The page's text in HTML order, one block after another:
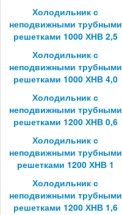
Холодильник с
неподвижными трубными
решетками 1000 ХНВ 2,5
Холодильник с
неподвижными трубными
решетками 1000 ХНВ 4,0
Холодильник с
неподвижными трубными
решетками 1200 ХНВ 0,6
Холодильник с
неподвижными трубными
решетками 1200 ХНВ 1
Холодильник с
неподвижными трубными
решетками 1200 ХНВ 1,6